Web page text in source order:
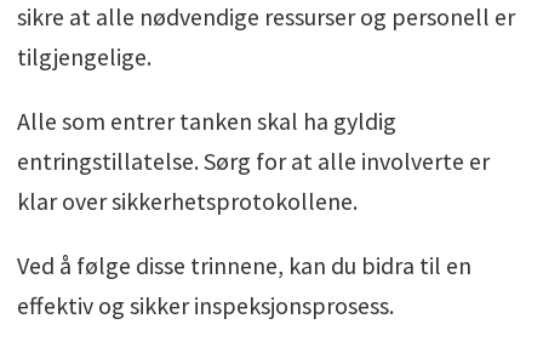
sikre at alle nødvendige ressurser og personell er
tilgjengelige.
Alle som entrer tanken skal ha gyldig
entringstillatelse. Sørg for at alle involverte er
klar over sikkerhetsprotokollene.
Ved å følge disse trinnene, kan du bidra til en
effektiv og sikker inspeksjonsprosess.